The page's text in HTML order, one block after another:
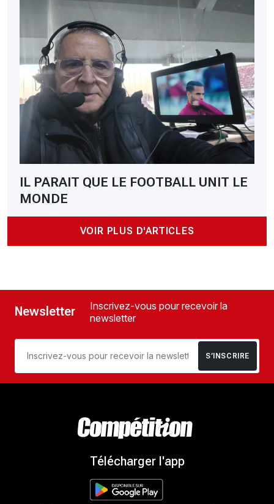
IL PARAIT QUE LE FOOTBALL UNIT LE
MONDE
VOIR PLUS D'ARTICLES
Newsletter
Inscrivez-vous pour recevoir la
newsletter
S’INSCRIRE
Télécharger l'app